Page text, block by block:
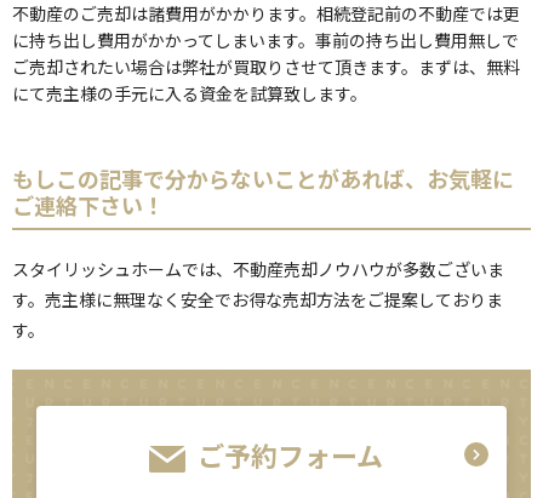
不動産のご売却は諸費用がかかります。相続登記前の不動産では更
に持ち出し費用がかかってしまいます。事前の持ち出し費用無しで
ご売却されたい場合は弊社が買取りさせて頂きます。まずは、無料
にて売主様の手元に入る資金を試算致します。
もしこの記事で分からないことがあれば、お気軽に
ご連絡下さい！
スタイリッシュホームでは、不動産売却ノウハウが多数ございま
す。売主様に無理なく安全でお得な売却方法をご提案しておりま
す。
ご予約フォーム